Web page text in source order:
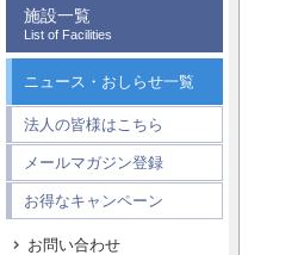
施設一覧
List of Facilities
ニュース・おしらせ一覧
法人の皆様はこちら
メールマガジン登録
お得なキャンペーン
お問い合わせ